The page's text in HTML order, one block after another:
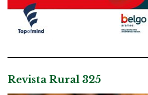
Revista Rural 325